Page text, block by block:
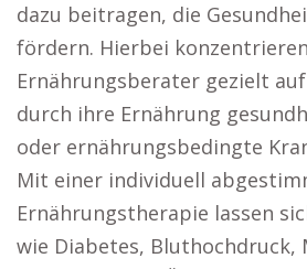
dazu beitragen, die
fördern. Hierbei
Ernährungsberater gezielt
durch ihre Ernährung
oder ernährungsbedingte
Mit einer individuell
Ernährungstherapie lassen
wie Diabetes, Bluthochdruck,